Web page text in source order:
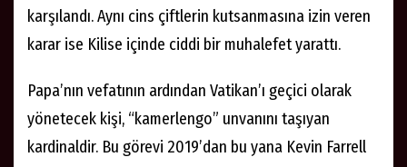
karşılandı. Aynı cins çiftlerin kutsanmasına izin veren
karar ise Kilise içinde ciddi bir muhalefet yarattı.
Papa’nın vefatının ardından Vatikan’ı geçici olarak
yönetecek kişi, “kamerlengo” unvanını taşıyan
kardinaldir. Bu görevi 2019’dan bu yana Kevin Farrell